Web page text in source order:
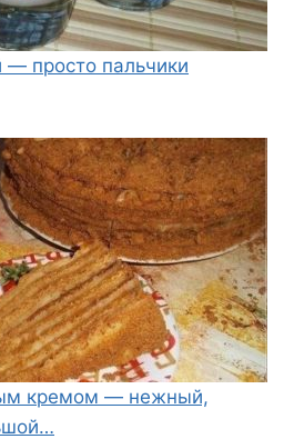
просто пальчики
кремом — нежный,